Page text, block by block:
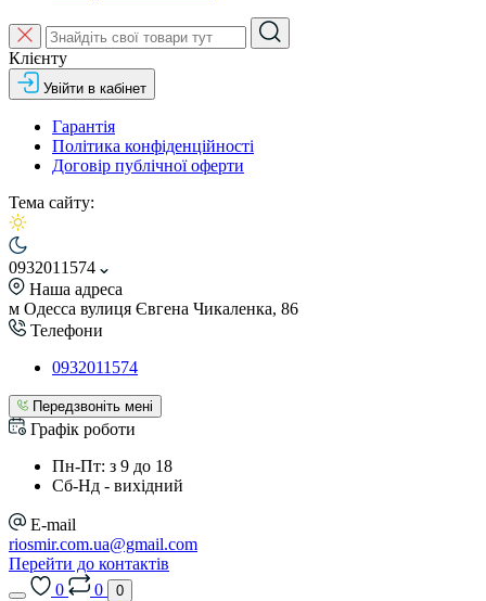
Клієнту
Увійти в кабінет
Гарантія
Політика конфіденційності
Договір публічної оферти
Тема сайту:
0932011574
Наша адреса
м Одесса вулиця Євгена Чикаленка, 86
Телефони
0932011574
Передзвоніть мені
Графік роботи
Пн-Пт: з 9 до 18
Сб-Нд - вихідний
E-mail
riosmir.com.ua@gmail.com
Перейти до контактів
0
0 0